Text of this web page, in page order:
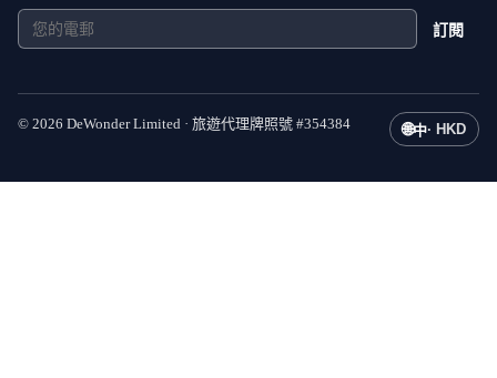
訂閱
© 2026 DeWonder Limited · 旅遊代理牌照號 #354384 🌐中· HKD